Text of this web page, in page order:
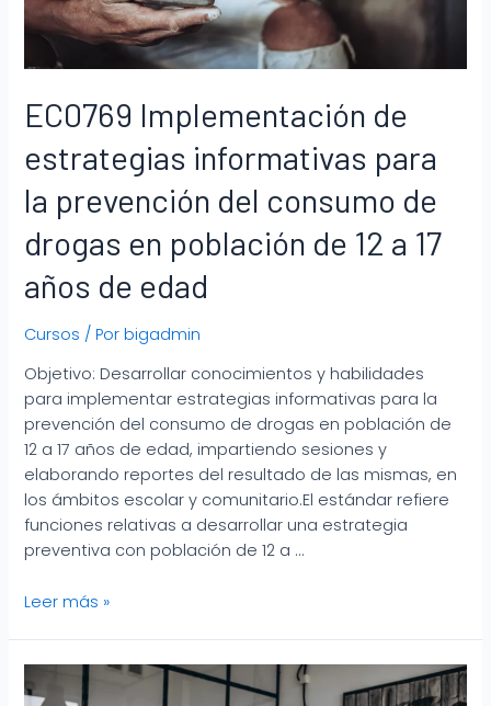
EC0769 Implementación de
estrategias informativas para
la prevención del consumo de
drogas en población de 12 a 17
años de edad
Cursos / Porbigadmin
Objetivo: Desarrollar conocimientos y habilidades
para implementar estrategias informativas para la
prevención del consumo de drogas en población de
12 a 17 años de edad, impartiendo sesiones y
elaborando reportes del resultado de las mismas, en
los ámbitos escolar y comunitario.El estándar refiere
funciones relativas a desarrollar una estrategia
preventiva con población de 12 a …
Leer más »